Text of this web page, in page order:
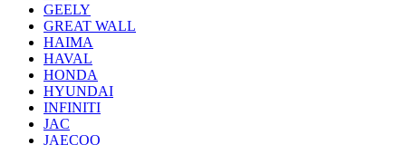
GEELY
GREAT WALL
HAIMA
HAVAL
HONDA
HYUNDAI
INFINITI
JAC
JAECOO